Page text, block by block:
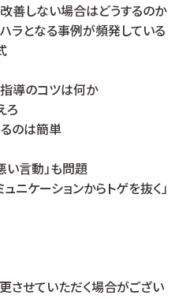
善しない場合はどうするのか
ラとなる事例が頻発している
指導のコツは何か
ろ
のは簡単
い言動」も問題
ニケーションからトゲを抜く」
させていただく場合がござい